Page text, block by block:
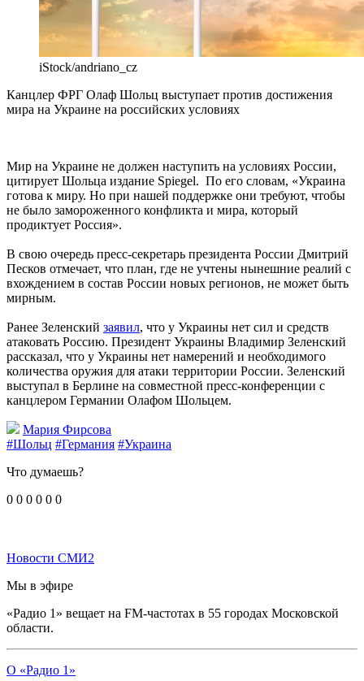
iStock/andriano_cz
Канцлер ФРГ Олаф Шольц выступает против достижения
мира на Украине на российских условиях
Мир на Украине не должен наступить на условиях России,
цитирует Шольца издание Spiegel. По его словам, «Украина
готова к миру. Но при нашей поддержке они требуют, чтобы
не было замороженного конфликта и мира, который
продиктует Россия».
В свою очередь пресс-секретарь президента России Дмитрий
Песков отмечает, что план, где не учтены нынешние реалий с
вхождением в состав России новых регионов, не может быть
мирным.
Ранее Зеленский заявил, что у Украины нет сил и средств
атаковать Россию. Президент Украины Владимир Зеленский
рассказал, что у Украины нет намерений и необходимого
количества оружия для атаки территории России. Зеленский
выступал в Берлине на совместной пресс-конференции с
канцлером Германии Олафом Шольцем.
Мария Фирсова
#Шольц #Германия #Украина
Что думаешь?
0 0 0 0 0 0
Новости СМИ2
Мы в эфире
«Радио 1» вещает на FM-частотах в 55 городах Московской
области.
О «Радио 1»